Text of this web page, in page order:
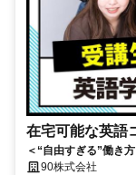
在宅可能な英語
＜“自由すぎる”働き
90株式会社